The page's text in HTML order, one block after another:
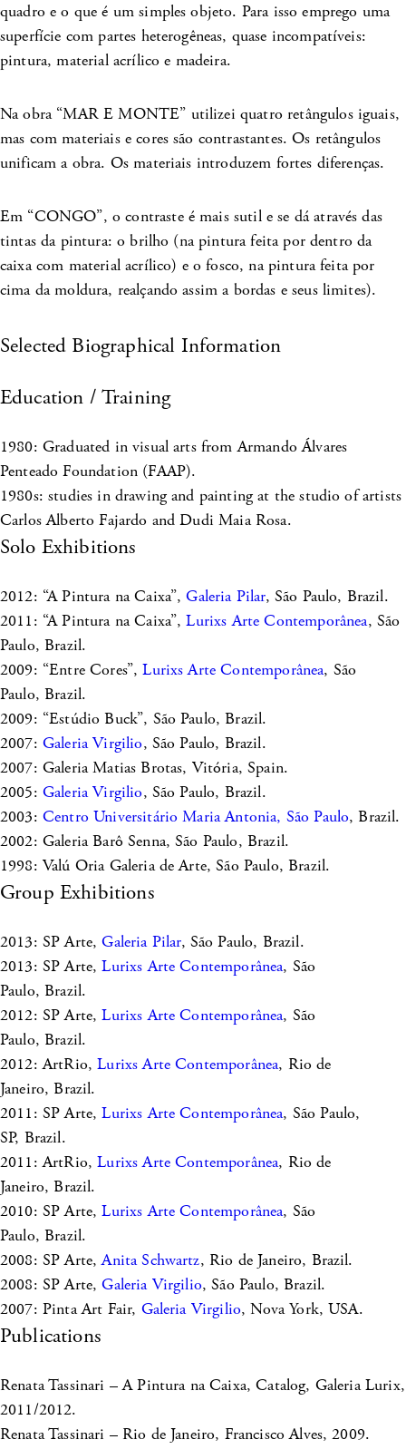
quadro e o que é um simples objeto. Para isso emprego uma
superfície com partes heterogêneas, quase incompatíveis:
pintura, material acrílico e madeira.
Na obra “MAR E MONTE” utilizei quatro retângulos iguais,
mas com materiais e cores são contrastantes. Os retângulos
unificam a obra. Os materiais introduzem fortes diferenças.
Em “CONGO”, o contraste é mais sutil e se dá através das
tintas da pintura: o brilho (na pintura feita por dentro da
caixa com material acrílico) e o fosco, na pintura feita por
cima da moldura, realçando assim a bordas e seus limites).
Selected Biographical Information
Education / Training
1980: Graduated in visual arts from Armando Álvares
Penteado Foundation (FAAP).
1980s: studies in drawing and painting at the studio of artists
Carlos Alberto Fajardo and Dudi Maia Rosa.
Solo Exhibitions
2012: “A Pintura na Caixa”,Galeria Pilar, São Paulo, Brazil.
2011: “A Pintura na Caixa”,Lurixs Arte Contemporânea, São
Paulo, Brazil.
2009: “Entre Cores”,Lurixs Arte Contemporânea, São
Paulo, Brazil.
2009: “Estúdio Buck”, São Paulo, Brazil.
2007: Galeria Virgilio, São Paulo, Brazil.
2007: Galeria Matias Brotas, Vitória, Spain.
2005: Galeria Virgilio, São Paulo, Brazil.
2003: Centro Universitário Maria Antonia, São Paulo, Brazil.
2002: Galeria Barô Senna, São Paulo, Brazil.
1998: Valú Oria Galeria de Arte, São Paulo, Brazil.
Group Exhibitions
2013: SP Arte,Galeria Pilar, São Paulo, Brazil.
2013: SP Arte,Lurixs Arte Contemporânea, São
Paulo, Brazil.
2012: SP Arte,Lurixs Arte Contemporânea, São
Paulo, Brazil.
2012: ArtRio,Lurixs Arte Contemporânea, Rio de
Janeiro, Brazil.
2011: SP Arte,Lurixs Arte Contemporânea, São Paulo,
SP, Brazil.
2011: ArtRio,Lurixs Arte Contemporânea, Rio de
Janeiro, Brazil.
2010: SP Arte,Lurixs Arte Contemporânea, São
Paulo, Brazil.
2008: SP Arte,Anita Schwartz, Rio de Janeiro, Brazil.
2008: SP Arte,Galeria Virgilio, São Paulo, Brazil.
2007: Pinta Art Fair, Galeria Virgilio, Nova York, USA.
Publications
Renata Tassinari – A Pintura na Caixa, Catalog, Galeria Lurix,
2011/2012.
Renata Tassinari – Rio de Janeiro, Francisco Alves, 2009.